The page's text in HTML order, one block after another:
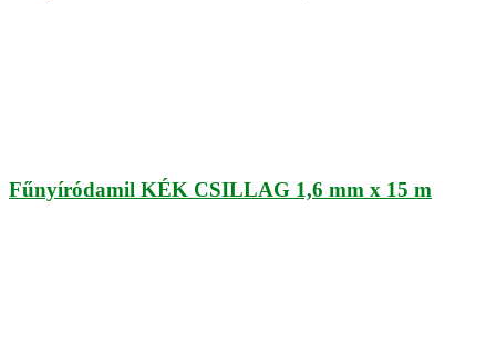
Fűnyíródamil KÉK CSILLAG 1,6 mm x 15 m